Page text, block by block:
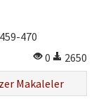
459-470
0
2650
Makaleler